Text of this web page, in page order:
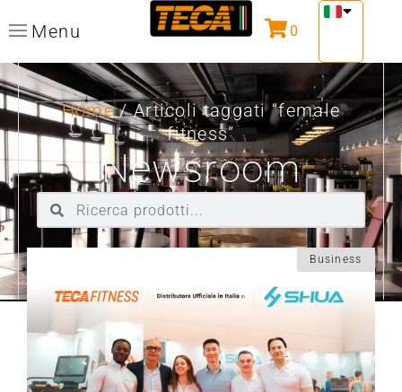
Menu 0
Home/ Articoli taggati “female
fitness”
Newsroom
Business